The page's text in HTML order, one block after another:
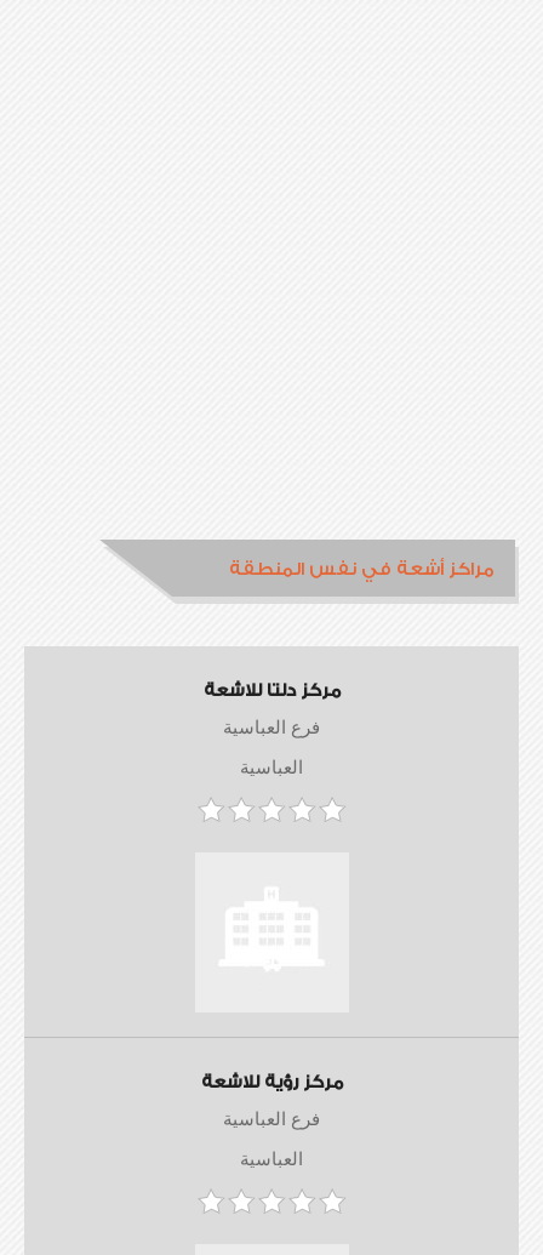
مراكز أشعة في نفس المنطقة
مركز دلتا للاشعة
فرع العباسية
العباسية
مركز رؤية للاشعة
فرع العباسية
العباسية